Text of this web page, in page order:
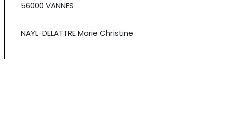
56000 VANNES
NAYL-DELATTRE Marie Christine